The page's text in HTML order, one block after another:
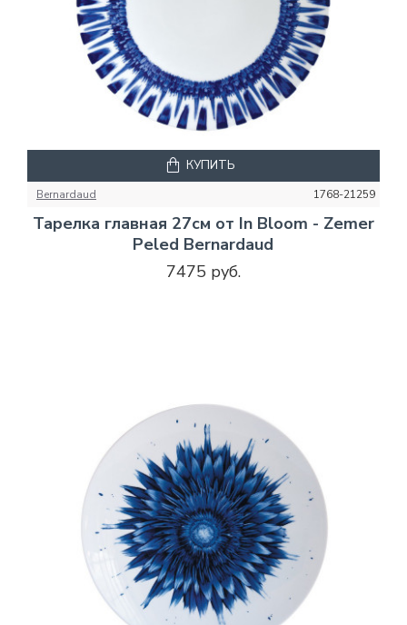
Bernardaud 1768-21259
Тарелка главная 27см от In Bloom - Zemer
Peled Bernardaud
7475 руб.
КУПИТЬ